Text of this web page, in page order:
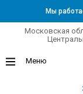
Мы
Московская